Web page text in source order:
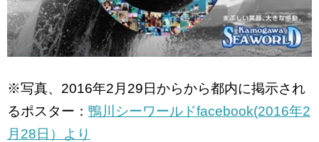
※写真、2016年2月29日からから都内に掲示され
るポスター： 鴨川シーワールドfacebook(2016年2
月28日）より